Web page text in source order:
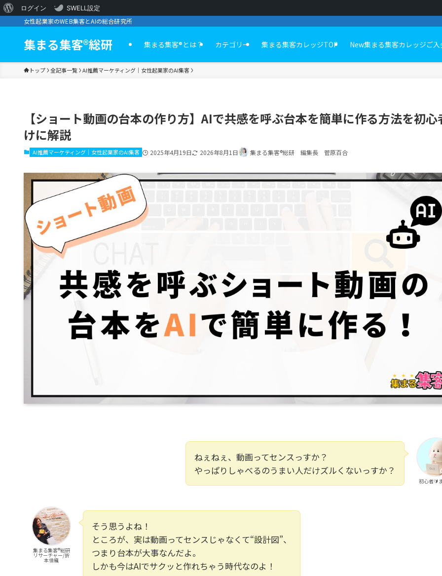
WordPress
ログイン SWELL設定
女性起業家のWEB集客とAIの総合研究所
集まる集客®︎総研 集まる集客®️とは？ カテゴリー 集まる集客カレッジTOP New集まる集客カレッジご入
トップ 全記事一覧 AI推薦マーケティング｜女性起業家のAI集客
【ショート動画の台本の作り方】AIで共感を呼ぶ台本を簡単に作る方法を初心
けに解説
AI推薦マーケティング｜女性起業家のAI集客 2025年4月19日 2026年8月1日 集まる集客®総研 編集長 菅原百合
初心者🔰
ねぇねぇ、動画ってセンスっすか？
やっぱりしゃべるのうまい人だけズルくないっすか？
集まる集客®️総研
リサーチャー/折
本佳織
そう思うよね！
ところが、実は動画ってセンスじゃなくて“設計図”、
つまり台本が大事なんだよ。
しかも今はAIでサクッと作れちゃう時代なのよ！